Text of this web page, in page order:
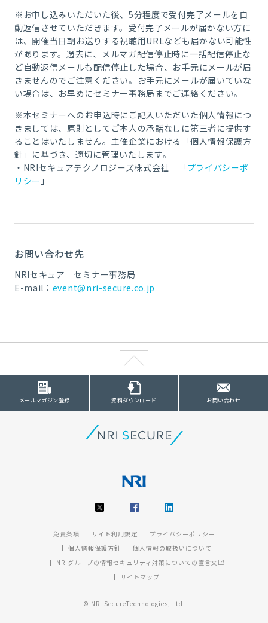
※お申し込みいただいた後、5分程度で受付完了メールを自
動返信させていただきます。受付完了メールが届かない方に
は、開催当日朝お送りする視聴用URLなども届かない可能性
があります。過去に、メルマガ配信停止時に一括配信停止な
ど自動返信メールも配信停止した場合、お手元にメールが届
きませんのでご注意ください。お手元にメールが届いていな
い場合は、お早めにセミナー事務局までご連絡ください。
※本セミナーへのお申込時にご記入いただいた個人情報につ
きましては、原則としてご本人の承諾なしに第三者に提供す
ることはいたしません。主催企業における「個人情報保護方
針」に基づき、適切に管理いたします。
・NRIセキュアテクノロジーズ株式会社 「プライバシーポ
リシー 」
お問い合わせ先
NRIセキュア セミナー事務局
E-mail： event@nri-secure.co.jp
メールマガジン登録 資料ダウンロード お問い合わせ
免責条項 サイト利用規定
プライバシーポリシー
個人情報保護方針
個人情報の取扱いについて
NRIグループの情報セキュリティ対策についての宣言文
サイトマップ
© NRI SecureTechnologies, Ltd.